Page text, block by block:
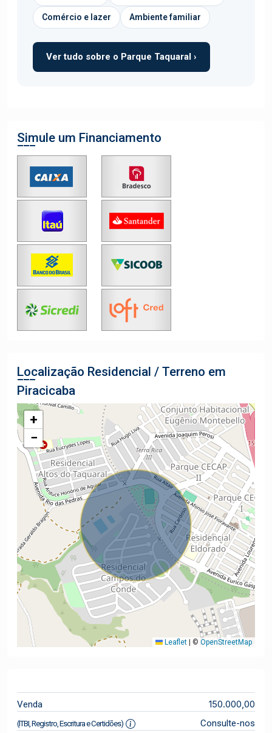
Comércio e lazer Ambiente familiar
Ver tudo sobre o Parque Taquaral ›
Simule um Financiamento
Localização Residencial / Terreno em
Piracicaba
+
−
Leaflet © OpenStreetMap
Venda 150.000,00
(ITBI, Registro, Escritura e Certidões) Consulte-nos